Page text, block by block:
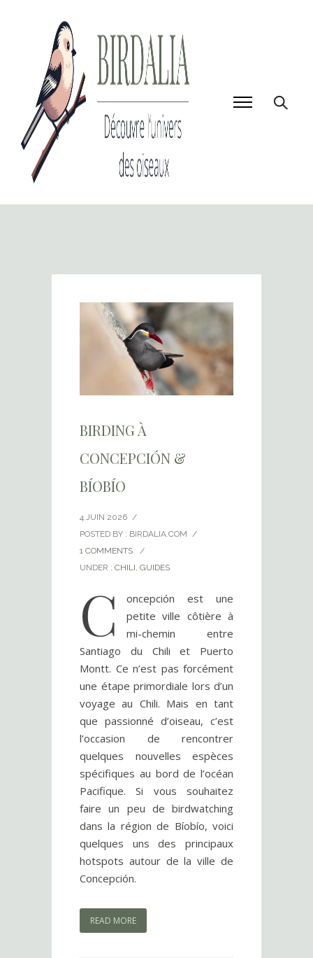
BIRDING À
CONCEPCIÓN &
BÍOBÍO
4 JUIN 2026 /
POSTED BY : BIRDALIA.COM /
1 COMMENTS
/
UNDER : CHILI, GUIDES
C
oncepción est une
petite ville côtière à
mi-chemin entre
Santiago du Chili et Puerto
Montt. Ce n’est pas forcément
une étape primordiale lors d’un
voyage au Chili. Mais en tant
que passionné d’oiseau, c’est
l’occasion de rencontrer
quelques nouvelles espèces
spécifiques au bord de l’océan
Pacifique. Si vous souhaitez
faire un peu de birdwatching
dans la région de Bíobío, voici
quelques uns des principaux
hotspots autour de la ville de
Concepción.
READ MORE